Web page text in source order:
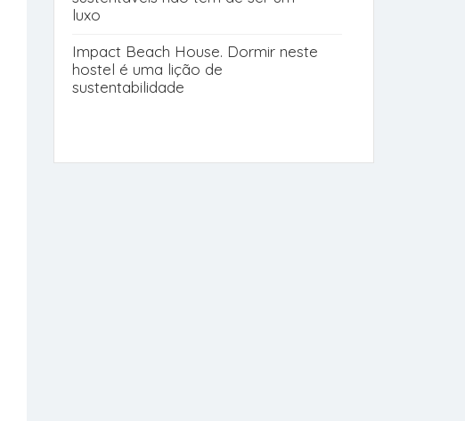
luxo
Impact Beach House. Dormir neste
hostel é uma lição de
sustentabilidade